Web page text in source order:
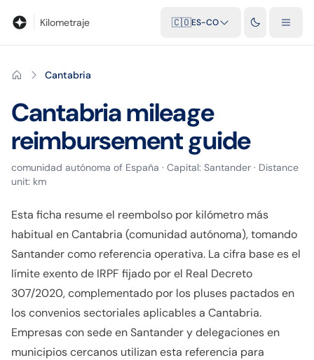
Kilometraje 🇨🇴ES-CO
Cantabria
Cantabriamileage
reimbursement guide
comunidad autónoma of España · Capital: Santander · Distance
unit: km
Esta ficha resume el reembolso por kilómetro más
habitual en Cantabria (comunidad autónoma), tomando
Santander como referencia operativa. La cifra base es el
límite exento de IRPF fijado por el Real Decreto
307/2020, complementado por los pluses pactados en
los convenios sectoriales aplicables a Cantabria.
Empresas con sede en Santander y delegaciones en
municipios cercanos utilizan esta referencia para